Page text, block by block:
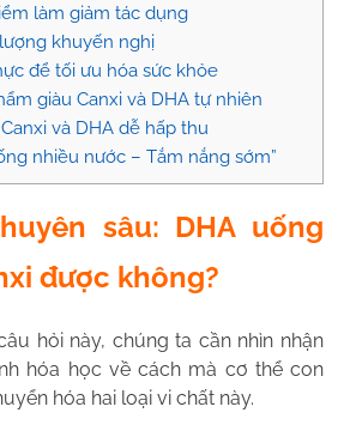
làm giảm tác dụng
khuyến nghị
để tối ưu hóa sức khỏe
giàu Canxi và DHA tự nhiên
và DHA dễ hấp thu
nhiều nước – Tắm nắng sớm”
sâu: DHA uống
được không?
hỏi này, chúng ta cần nhìn nhận
hóa học về cách mà cơ thể con
hóa hai loại vi chất này.